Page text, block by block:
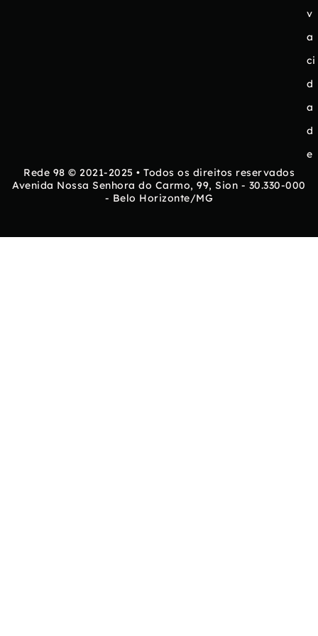
v
a
ci
d
a
d
e
Rede 98 © 2021-2025 • Todos os direitos reservados
Avenida Nossa Senhora do Carmo, 99, Sion - 30.330-000
- Belo Horizonte/MG